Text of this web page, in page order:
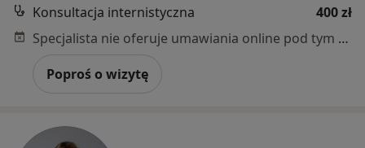
Konsultacja internistyczna
400 zł
Specjalista nie oferuje umawiania online pod tym adresem.
Poproś o wizytę